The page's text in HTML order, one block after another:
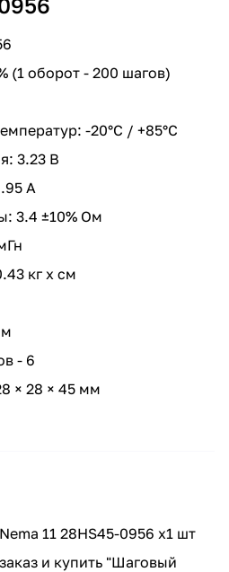
(1 оборот - 200 шагов)
-20°С / +85°С
3.23 В
А
3.4 ±10% Ом
кг x см
- 6
× 28 × 45 мм
11 28HS45-0956 x1 шт
и купить "Шаговый